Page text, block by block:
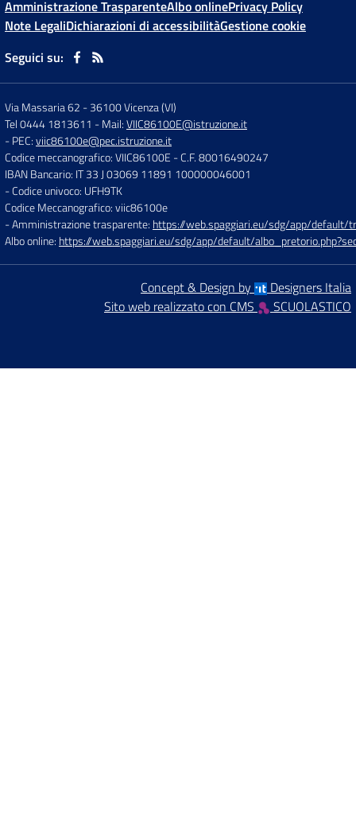
Amministrazione TrasparenteAlbo onlinePrivacy Policy
Note LegaliDichiarazioni di accessibilitàGestione cookie
Seguici su:
Via Massaria 62 -36100 Vicenza (VI)
Tel 0444 1813611 - Mail:VIIC86100E@istruzione.it
- PEC:viic86100e@pec.istruzione.it
Codice meccanografico: VIIC86100E - C.F. 80016490247
IBAN Bancario: IT 33 J 03069 11891 100000046001
- Codice univoco: UFH9TK
Codice Meccanografico: viic86100e
- Amministrazione trasparente: https://web.spaggiari.eu/sdg/app/default/
Albo online: https://web.spaggiari.eu/sdg/app/default/
Concept & Design by
Designers Italia
Sito web realizzato con CMS
SCUOLASTICO